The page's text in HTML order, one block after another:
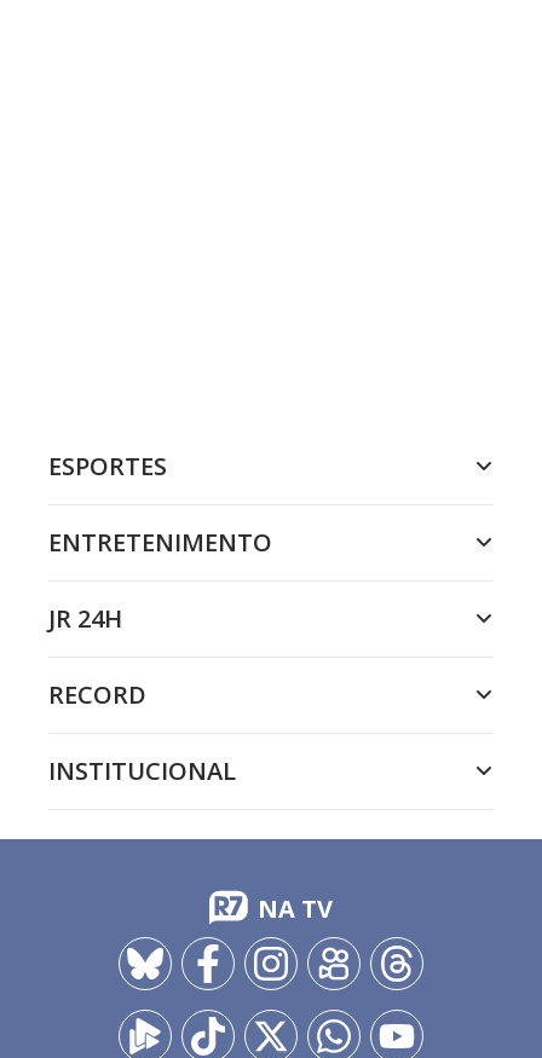
ESPORTES
ENTRETENIMENTO
JR 24H
RECORD
INSTITUCIONAL
NA TV